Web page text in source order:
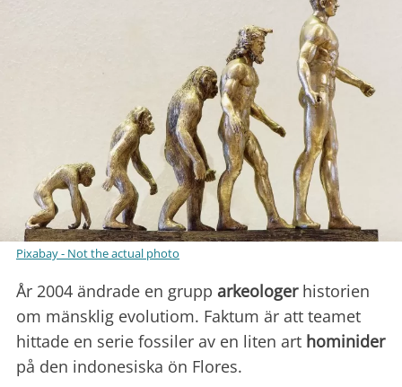
Pixabay - Not the actual photo
År 2004 ändrade en grupp arkeologerhistorien
om mänsklig evolutiom. Faktum är att teamet
hittade en serie fossiler av en liten art hominider
på den indonesiska ön Flores.